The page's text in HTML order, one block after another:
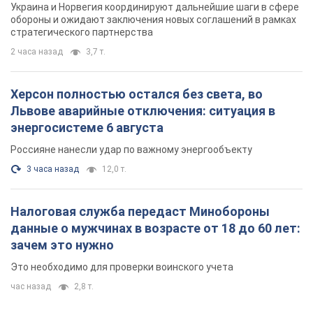
Украина и Норвегия координируют дальнейшие шаги в сфере
обороны и ожидают заключения новых соглашений в рамках
стратегического партнерства
2 часа назад 3,7 т.
Херсон полностью остался без света, во
Львове аварийные отключения: ситуация в
энергосистеме 6 августа
Россияне нанесли удар по важному энергообъекту
3 часа назад 12,0 т.
Налоговая служба передаст Минобороны
данные о мужчинах в возрасте от 18 до 60 лет:
зачем это нужно
Это необходимо для проверки воинского учета
час назад 2,8 т.